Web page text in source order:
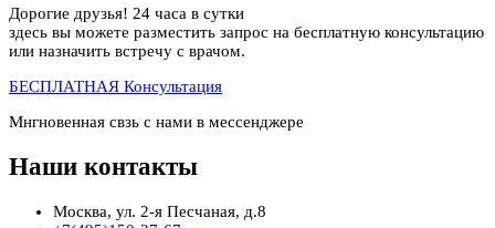
Дорогие друзья! 24 часа в сутки
здесь вы можете разместить запрос на бесплатную консультацию
или назначить встречу с врачом.
БЕСПЛАТНАЯ Консультация
Мнгновенная свзь с нами в мессенджере
Наши контакты
Москва, ул. 2-я Песчаная, д.8